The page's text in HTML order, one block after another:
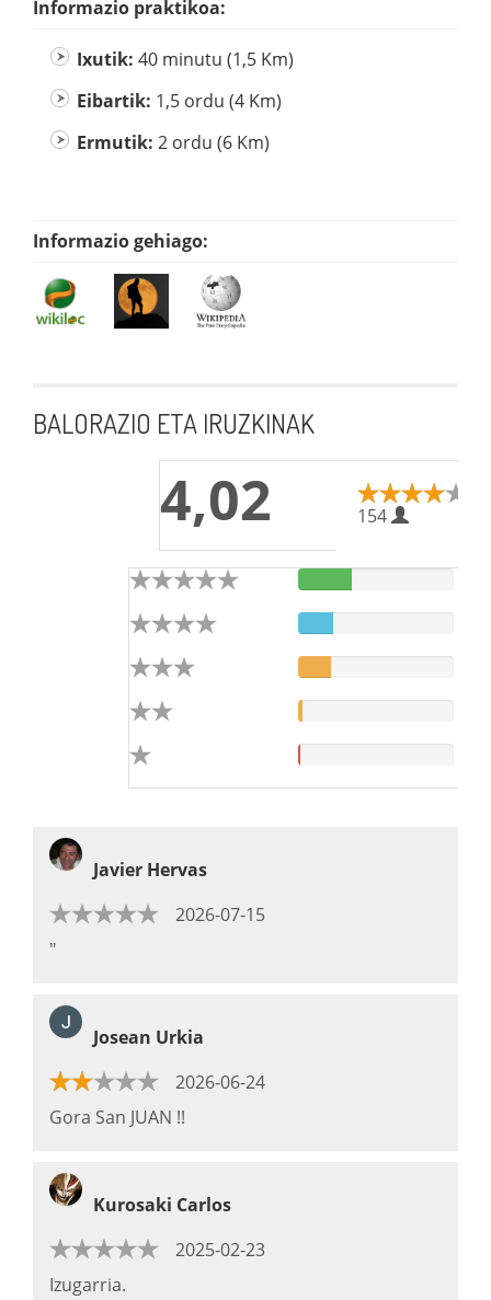
Informazio praktikoa:
Ixutik: 40 minutu (1,5 Km)
Eibartik: 1,5 ordu (4 Km)
Ermutik: 2 ordu (6 Km)
Informazio gehiago:
BALORAZIO ETA IRUZKINAK
4,02 154
Javier Hervas
2026-07-15
"
Josean Urkia
2026-06-24
Gora San JUAN !!
Kurosaki Carlos
2025-02-23
Izugarria.